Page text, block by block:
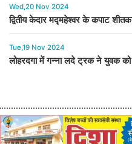
Wed,20 Nov 2024
द्वितीय केदार मद्महेश्वर के कपाट
Tue,19 Nov 2024
लोहरदगा में गन्ना लदे ट्रक ने युवक को